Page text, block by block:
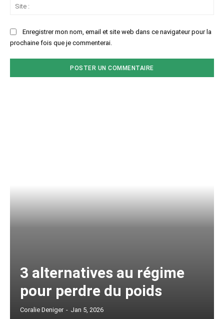
Enregistrer mon nom, email et site web dans ce navigateur pour la
prochaine fois que je commenterai.
3 alternatives au régime
pour perdre du poids
Coralie Deniger - Jan 5, 2026